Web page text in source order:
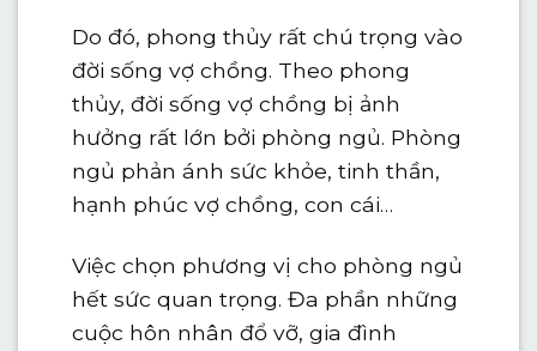
Do đó, phong thủy rất chú trọng vào
đời sống vợ chồng. Theo phong
thủy, đời sống vợ chồng bị ảnh
hưởng rất lớn bởi phòng ngủ. Phòng
ngủ phản ánh sức khỏe, tinh thần,
hạnh phúc vợ chồng, con cái…
Việc chọn phương vị cho phòng ngủ
hết sức quan trọng. Đa phần những
cuộc hôn nhân đổ vỡ, gia đình